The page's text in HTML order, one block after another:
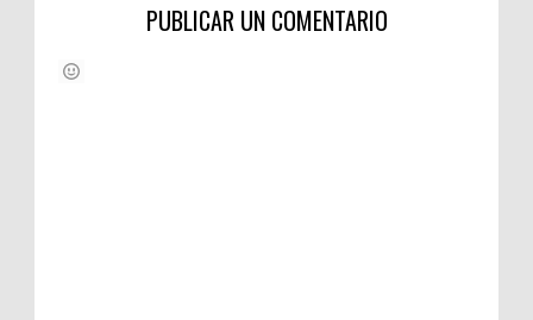
PUBLICAR UN COMENTARIO